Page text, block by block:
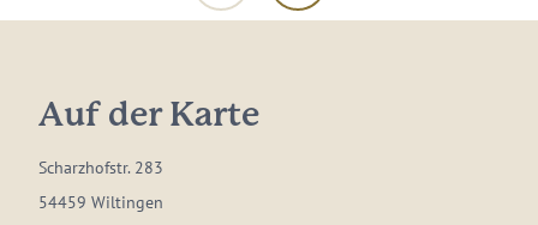
Auf der Karte
Scharzhofstr. 283
54459 Wiltingen